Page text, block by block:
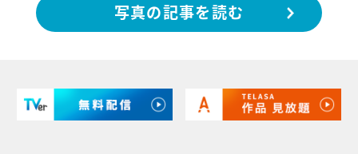
写真の記事を読む